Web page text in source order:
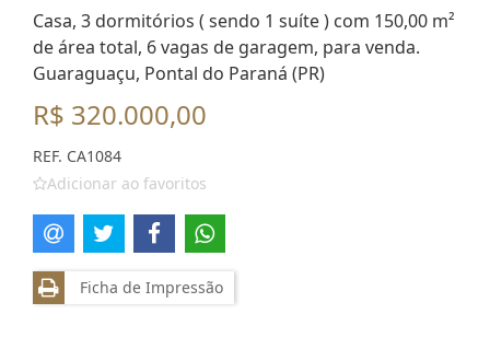
Casa, 3 dormitórios ( sendo 1 suíte ) com 150,00 m²
de área total, 6 vagas de garagem, para venda.
Guaraguaçu, Pontal do Paraná (PR)
R$ 320.000,00
REF. CA1084
Adicionar ao favoritos
Ficha de Impressão